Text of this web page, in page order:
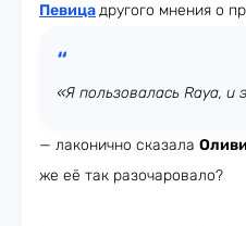
Певицадругого мнения о
«Я пользовалась Raya, и
— лаконично сказала
же её так разочаровало?